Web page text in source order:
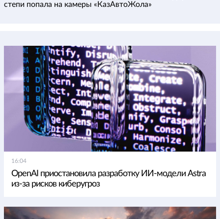
степи попала на камеры «КазАвтоЖола»
16:04
OpenAI приостановила разработку ИИ-модели Astra
из-за рисков киберугроз